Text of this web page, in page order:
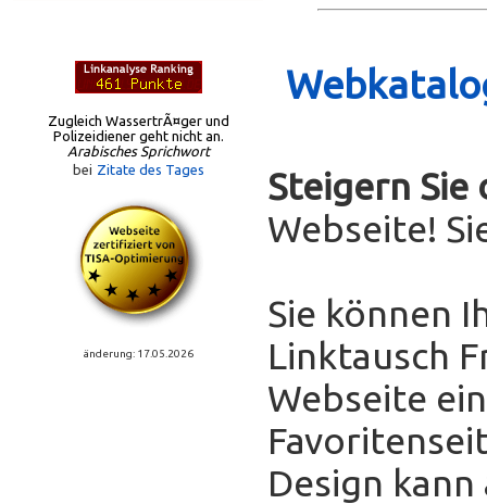
Zugleich WassertrÃ¤ger und
Polizeidiener geht nicht an.
Arabisches Sprichwort
bei Zitate des Tages
änderung: 17.05.2026
Steigern Sie
Webseite!
Sie können
Linktausch
Webseite
Design